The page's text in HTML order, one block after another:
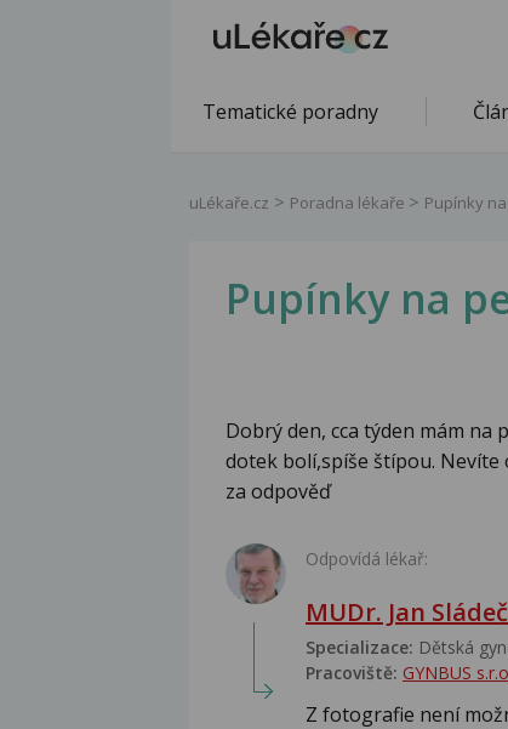
Tematické poradny
uLékaře.cz Poradna lékaře Pupínky
Pupínky na
Dobrý den, cca týden mám
dotek bolí,spíše štípou. Nevíte
za odpověď
Odpovídá lékař:
MUDr. Jan
Specializace: Dětská
Pracoviště: GYNBUS
Z fotografie není